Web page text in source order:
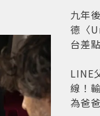
九年
德〈
台差
開
LINE
線！
為爸